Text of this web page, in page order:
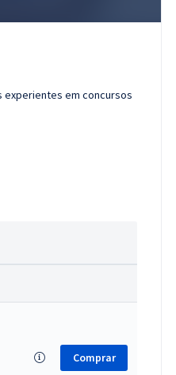
experientes em concursos
Comprar